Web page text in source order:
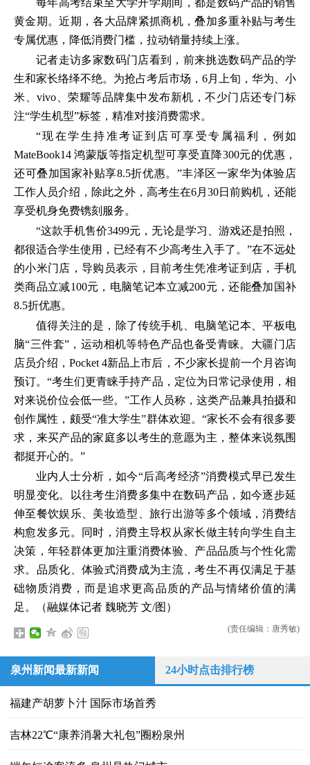
每年高考结束至大学开学期间，都是数码产品的销售
黄金期。近期，各大品牌紧抓商机，叠加多重补贴与考生
专属优惠，降低消费门槛，拉动销量持续上涨。
记者走访多家数码门店看到，前来挑选数码产品的学
生和家长络绎不绝。为抢占考后市场，6月上旬，华为、小
米、vivo、荣耀等品牌集中发布新机，不少门店还专门标
注“学生机型”标签，精准对接消费需求。
“现在学生持准考证到店可享受专属福利，例如
MateBook14 鸿蒙版等指定机型可享受直降300元的优惠，
还可叠加国家补贴享8.5折优惠。”丰泽区一家华为体验店
工作人员介绍，除此之外，高考生在6月30日前购机，还能
享受机身免费镌刻服务。
“这款手机售价3499元，无论是学习、游戏还是拍照，
都很适合学生使用，已经有不少高考生入手了。”在不远处
的小米门店，导购员表示，目前考生凭准考证到店，手机
类商品立减100元，电脑笔记本立减200元，还能叠加国补
8.5折优惠。
值得关注的是，除了传统手机、电脑笔记本、平板电
脑“三件套”，运动相机等特色产品也备受青睐。大疆门店
店员介绍，Pocket 4新品上市后，不少家长提前一个月咨询
预订。“考生们更青睐手持产品，定位为日常记录使用，相
对来说价位会低一些。”工作人员称，这类产品兼具拍摄和
创作属性，颇受“准大学生”群体欢迎。“家长不会有很多要
求，来买产品的家庭多以考生的意愿为主，整体来说氛围
都挺开心的。”
业内人士分析，如今“后高考经济”消费模式早已发生
明显变化。以往考生消费多集中在数码产品，如今逐步延
伸至餐饮娱乐、美妆造型、旅行出游等多个领域，消费结
构愈发多元。同时，消费主导权从家长做主转向学生自主
决策，年轻群体更加注重消费体验、产品品质与个性化需
求。品质化、体验式消费成为主流，考生不再仅满足于基
础物质消费，而是追求更高品质的产品与情绪价值的满
足。（融媒体记者 魏晓芳 文/图）
(责任编辑：唐秀敏)
泉州新闻最新新闻 24小时点击排行榜
福建产胡萝卜汁 国际市场首秀
吉林22℃“康养消暑大礼包”圈粉泉州